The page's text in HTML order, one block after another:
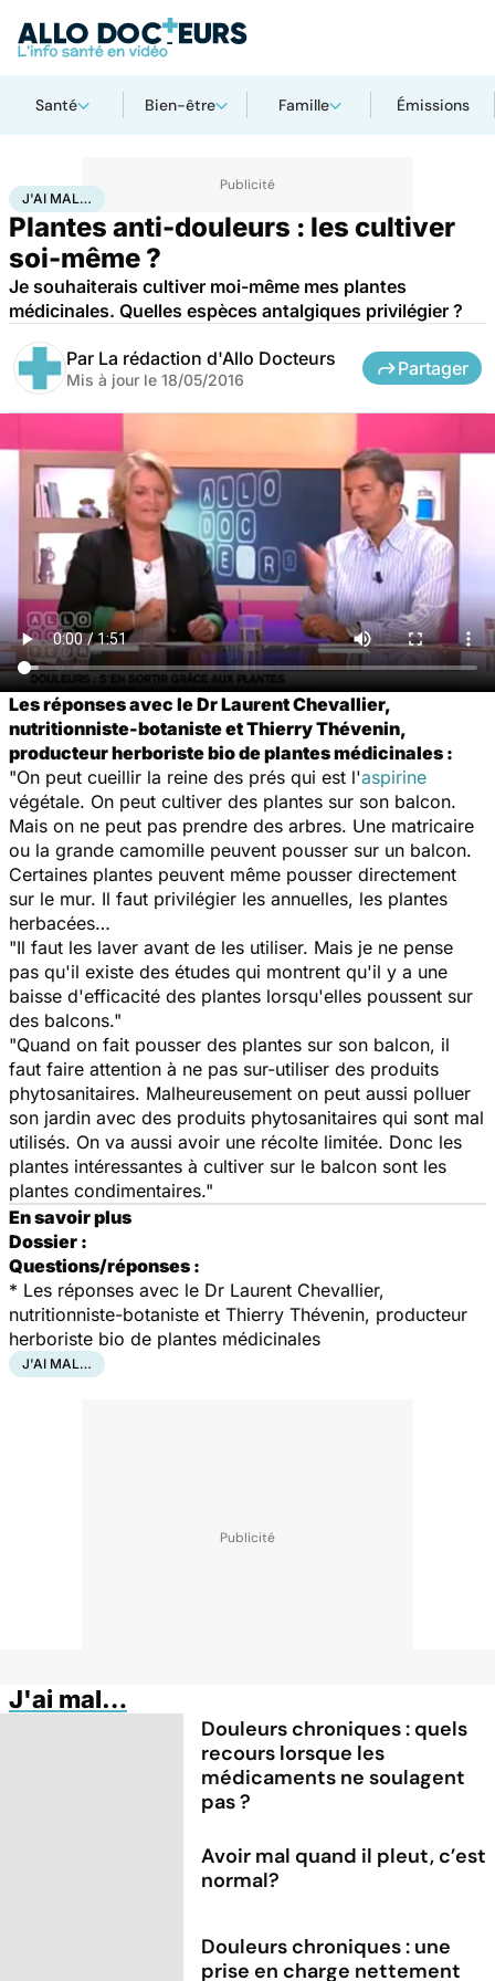
Santé Bien-être Famille Émissions
AccueilSanté Maladies
J'AI MAL…
Plantes anti-douleurs : les cultiver
soi-même ?
Je souhaiterais cultiver moi-même mes plantes
médicinales. Quelles espèces antalgiques privilégier ?
Par La rédaction d'Allo Docteurs
Mis à jour le 18/05/2016
Partager
Les réponses avec le Dr Laurent Chevallier,
nutritionniste-botaniste et Thierry Thévenin,
producteur herboriste bio de plantes médicinales :
"On peut cueillir la reine des prés qui est l'aspirine
végétale. On peut cultiver des plantes sur son balcon.
Mais on ne peut pas prendre des arbres. Une matricaire
ou la grande camomille peuvent pousser sur un balcon.
Certaines plantes peuvent même pousser directement
sur le mur. Il faut privilégier les annuelles, les plantes
herbacées…
"Il faut les laver avant de les utiliser. Mais je ne pense
pas qu'il existe des études qui montrent qu'il y a une
baisse d'efficacité des plantes lorsqu'elles poussent sur
des balcons."
"Quand on fait pousser des plantes sur son balcon, il
faut faire attention à ne pas sur-utiliser des produits
phytosanitaires. Malheureusement on peut aussi polluer
son jardin avec des produits phytosanitaires qui sont mal
utilisés. On va aussi avoir une récolte limitée. Donc les
plantes intéressantes à cultiver sur le balcon sont les
plantes condimentaires."
En savoir plus
Dossier :
Questions/réponses :
* Les réponses avec le Dr Laurent Chevallier,
nutritionniste-botaniste et Thierry Thévenin, producteur
herboriste bio de plantes médicinales
J'AI MAL…
J'ai mal…
Douleurs chroniques : quels
recours lorsque les
médicaments ne soulagent
pas ?
Avoir mal quand il pleut, c’est
normal?
Douleurs chroniques : une
prise en charge nettement